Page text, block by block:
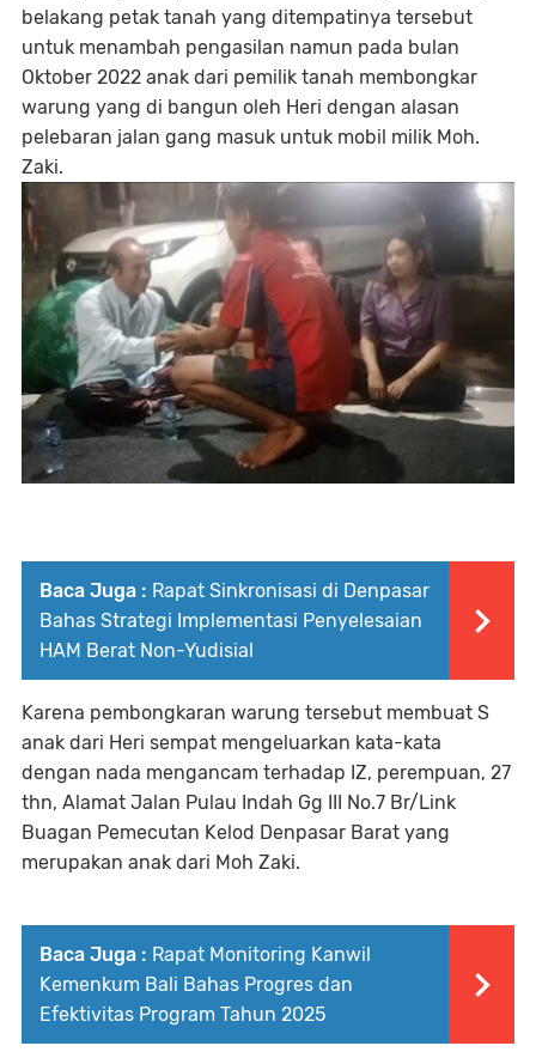
belakang petak tanah yang ditempatinya tersebut
untuk menambah pengasilan namun pada bulan
Oktober 2022 anak dari pemilik tanah membongkar
warung yang di bangun oleh Heri dengan alasan
pelebaran jalan gang masuk untuk mobil milik Moh.
Zaki.
Baca Juga : Rapat Sinkronisasi di Denpasar
Bahas Strategi Implementasi Penyelesaian
HAM Berat Non-Yudisial
Karena pembongkaran warung tersebut membuat S
anak dari Heri sempat mengeluarkan kata-kata
dengan nada mengancam terhadap IZ, perempuan, 27
thn, Alamat Jalan Pulau Indah Gg III No.7 Br/Link
Buagan Pemecutan Kelod Denpasar Barat yang
merupakan anak dari Moh Zaki.
Baca Juga : Rapat Monitoring Kanwil
Kemenkum Bali Bahas Progres dan
Efektivitas Program Tahun 2025